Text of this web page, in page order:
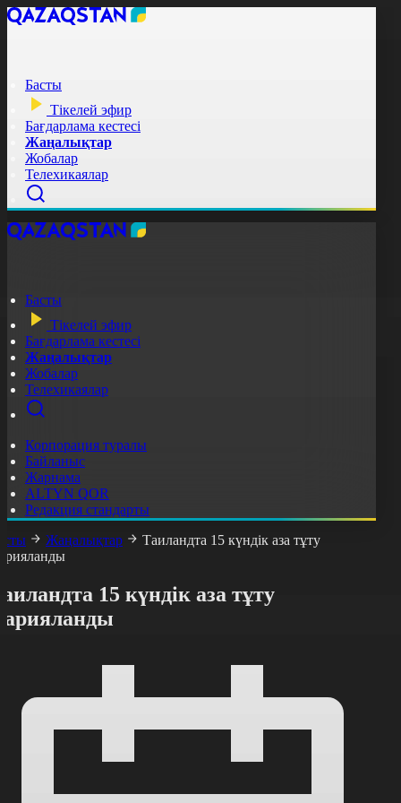
Басты
Тікелей эфир
Бағдарлама кестесі
Жаңалықтар
Жобалар
Телехикаялар
Басты
Тікелей эфир
Бағдарлама кестесі
Жаңалықтар
Жобалар
Телехикаялар
Корпорация туралы
Байланыс
Жарнама
ALTYN QOR
Редакция стандарты
Жаңалықтар
Таиландта 15 күндік аза тұту
15 күндік аза тұту